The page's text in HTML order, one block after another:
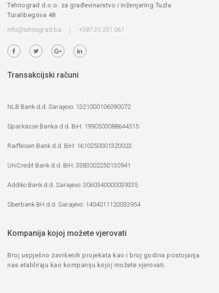
Tehnograd d.o.o. za građevinarstvo i inženjering Tuzla
Turalibegova 48
info@tehnograd.ba
+387 35 251 061
Transakcijski računi
NLB Bank d.d. Sarajevo: 1321000106090072
Sparkasse Banka d.d. BiH: 1990500088644515
Raiffeisen Bank d.d. BiH: 1610250001320023
UniCredit Bank d.d. BiH: 3383002250130941
Addiko Bank d.d. Sarajevo: 3060340000039335
Sberbank BH d.d. Sarajevo: 1404011120033954
Kompanija kojoj možete vjerovati
Broj uspješno završenih projekata kao i broj godina postojanja
nas etabliraju kao kompaniju kojoj možete vjerovati.